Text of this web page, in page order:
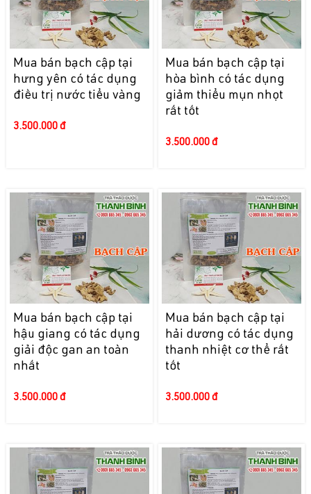
Mua bán bạch cập tại
hưng yên có tác dụng
điều trị nước tiểu vàng
3.500.000 đ
Mua bán bạch cập tại
hòa bình có tác dụng
giảm thiểu mụn nhọt
rất tốt
3.500.000 đ
Mua bán bạch cập tại
hậu giang có tác dụng
giải độc gan an toàn
nhất
3.500.000 đ
Mua bán bạch cập tại
hải dương có tác dụng
thanh nhiệt cơ thể rất
tốt
3.500.000 đ